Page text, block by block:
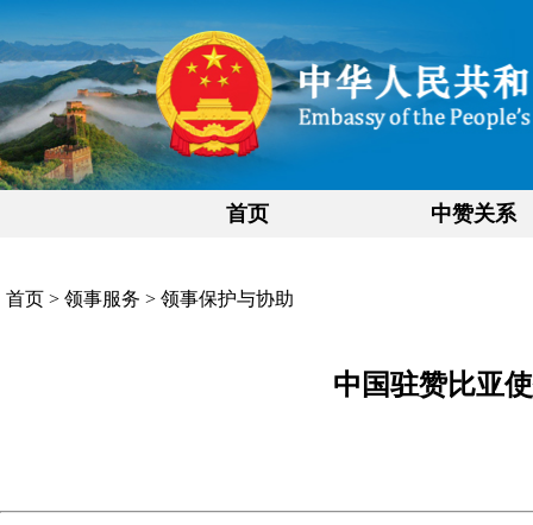
首页 中赞关系
首页 > 领事服务 > 领事保护与协助
中国驻赞比亚